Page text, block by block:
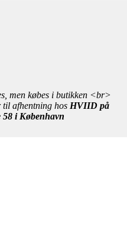
men købes i butikken <br>
afhentning hos HVIID på
58 i København